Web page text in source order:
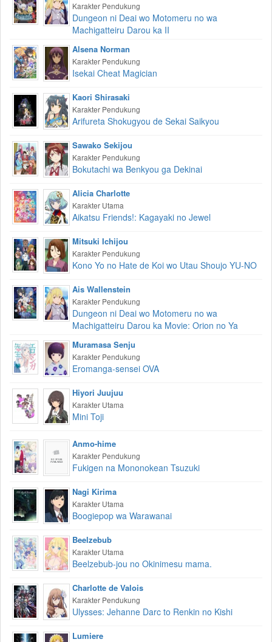
Karakter Pendukung
Dungeon ni Deai wo Motomeru no wa
Machigatteiru Darou ka II
Alsena Norman
Karakter Pendukung
Isekai Cheat Magician
Kaori Shirasaki
Karakter Pendukung
Arifureta Shokugyou de Sekai Saikyou
Sawako Sekijou
Karakter Pendukung
Bokutachi wa Benkyou ga Dekinai
Alicia Charlotte
Karakter Utama
Aikatsu Friends!: Kagayaki no Jewel
Mitsuki Ichijou
Karakter Pendukung
Kono Yo no Hate de Koi wo Utau Shoujo YU-NO
Ais Wallenstein
Karakter Pendukung
Dungeon ni Deai wo Motomeru no wa
Machigatteiru Darou ka Movie: Orion no Ya
Muramasa Senju
Karakter Pendukung
Eromanga-sensei OVA
Hiyori Juujuu
Karakter Utama
Mini Toji
Anmo-hime
Karakter Pendukung
Fukigen na Mononokean Tsuzuki
Nagi Kirima
Karakter Utama
Boogiepop wa Warawanai
Beelzebub
Karakter Utama
Beelzebub-jou no Okinimesu mama.
Charlotte de Valois
Karakter Pendukung
Ulysses: Jehanne Darc to Renkin no Kishi
Lumiere